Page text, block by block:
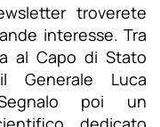
troverete
interesse. Tra
al Capo di Stato
il Generale Luca
poi un